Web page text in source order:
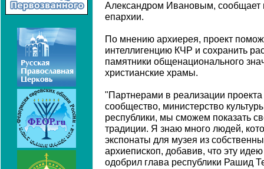
Александром Ивановым, сообщает
епархии.
По мнению архиерея, проект
интеллигенцию КЧР и сохранить
памятники общенационального
христианские храмы.
"Партнерами в реализации проекта
сообщество, министерство
республики, мы сможем показать
традиции. Я знаю много людей,
экспонаты для музея из
архиепископ, добавив, что эту
одобрил глава республики Рашид